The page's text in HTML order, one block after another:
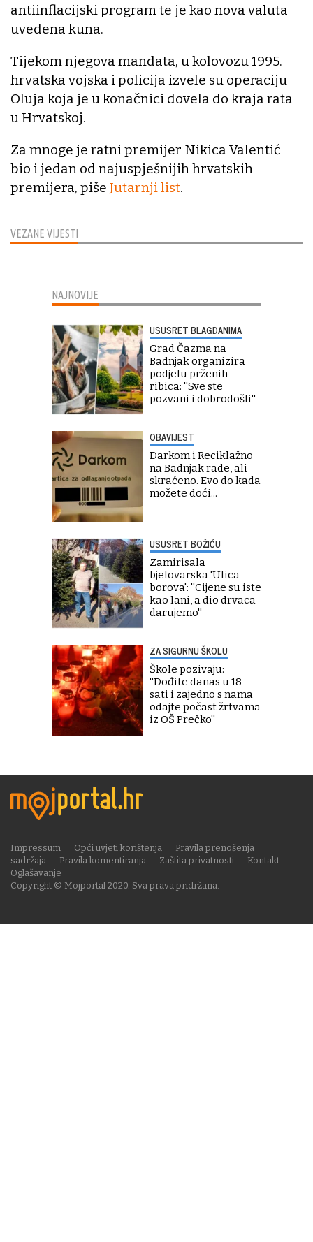
VEZANE VIJESTI
antiinflacijski program te je kao nova valuta
uvedena kuna.
Tijekom njegova mandata, u kolovozu 1995.
hrvatska vojska i policija izvele su operaciju
Oluja koja je u konačnici dovela do kraja rata
u Hrvatskoj.
Za mnoge je ratni premijer Nikica Valentić
bio i jedan od najuspješnijih hrvatskih
premijera, piše Jutarnji list.
NAJNOVIJE
USUSRET BLAGDANIMA
Grad Čazma na
Badnjak organizira
podjelu prženih
ribica: ''Sve ste
pozvani i dobrodošli''
OBAVIJEST
Darkom i Reciklažno
na Badnjak rade, ali
skraćeno. Evo do kada
možete doći...
USUSRET BOŽIĆU
Zamirisala
bjelovarska 'Ulica
borova': ''Cijene su iste
kao lani, a dio drvaca
darujemo''
ZA SIGURNU ŠKOLU
Škole pozivaju:
''Dođite danas u 18
sati i zajedno s nama
odajte počast žrtvama
iz OŠ Prečko''
Copyright © Mojportal 2020. Sva prava pridržana.
Impressum Opći uvjeti korištenja
Pravila prenošenja
sadržaja
Pravila komentiranja Zaštita privatnosti
Kontakt
Oglašavanje